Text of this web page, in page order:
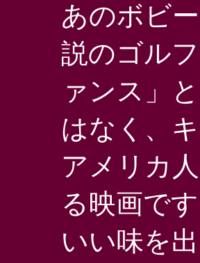
あのボビ
説のゴル
ァンス」
はなく、
アメリカ
る映画で
いい味を